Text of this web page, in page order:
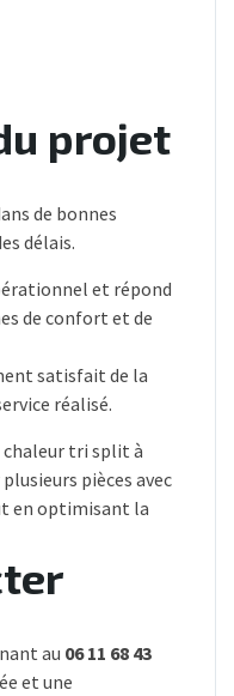
projet
de bonnes
délais.
et répond
de confort et de
satisfait de la
réalisé.
tri split à
pièces avec
en optimisant la
au 06 11 68 43
et une